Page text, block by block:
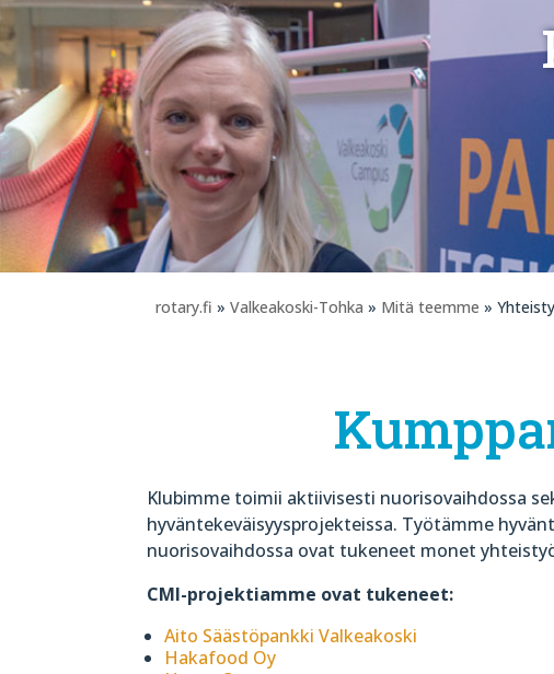
rotary.fi » Valkeakoski-Tohka » Mitä teemme »
Klubimme toimii aktiivisesti nuorisovaihdossa
hyväntekeväisyysprojekteissa. Työtämme
nuorisovaihdossa ovat tukeneet monet
CMI-projektiamme ovat tukeneet:
Aito Säästöpankki Valkeakoski
Hakafood Oy